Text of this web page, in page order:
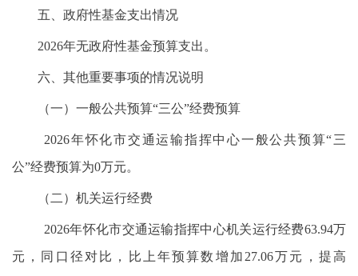
五、政府性基金支出情况
2026年无政府性基金预算支出。
六、其他重要事项的情况说明
（一）一般公共预算“三公”经费预算
2026年怀化市交通运输指挥中心一般公共预算“三
公”经费预算为0万元。
（二）机关运行经费
2026年怀化市交通运输指挥中心机关运行经费63.94万
元，同口径对比，比上年预算数增加27.06万元，提高